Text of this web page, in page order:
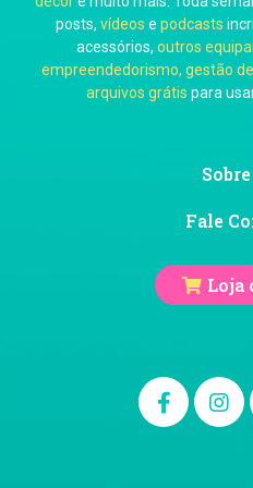
Ju Mirthes
posts, vídeos e podcasts
acessórios, outros
empreendedorismo, gestão
arquivos grátis para
Fale
Loja